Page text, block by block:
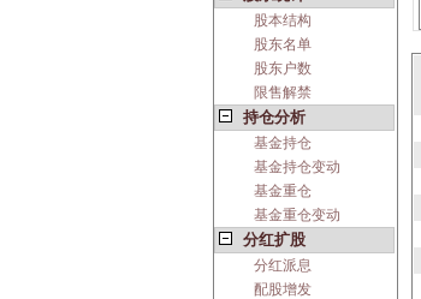
股本结构
股东名单
股东户数
限售解禁
持仓分析
基金持仓
基金持仓变动
基金重仓
基金重仓变动
分红扩股
分红派息
配股增发